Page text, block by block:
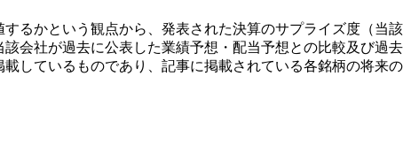
るかという観点から、発表された決算のサプライズ度（当
会社が過去に公表した業績予想・配当予想との比較及び過
しているものであり、記事に掲載されている各銘柄の将来